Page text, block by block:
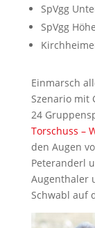
SpVgg
SpVgg
Einmarsch
Szenario mit
24
Torschuss –
den Augen
Peteranderl
Augenthaler
Schwabl auf